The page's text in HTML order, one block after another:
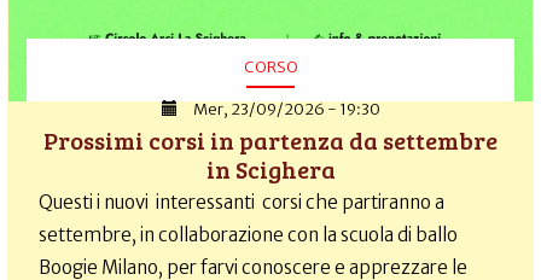
CORSO
Mer, 23/09/2026 - 19:30
Prossimi corsi in partenza da settembre
in Scighera
Questi i nuovi interessanti corsi che partiranno a
settembre, in collaborazione con la scuola di ballo
Boogie Milano, per farvi conoscere e apprezzare le